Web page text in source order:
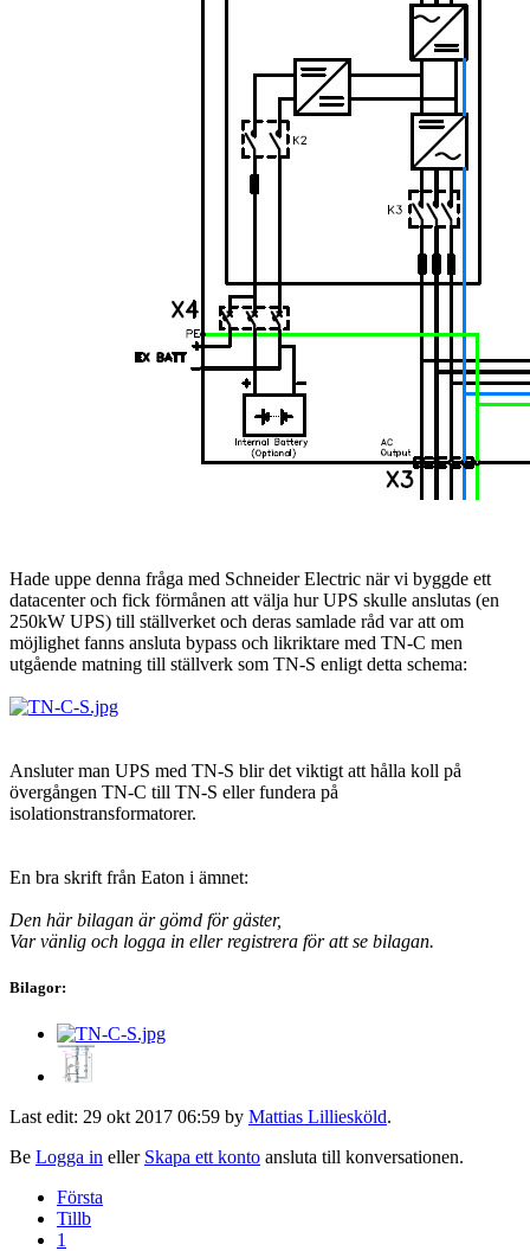
Hade uppe denna fråga med Schneider Electric när vi byggde ett
datacenter och fick förmånen att välja hur UPS skulle anslutas (en
250kW UPS) till ställverket och deras samlade råd var att om
möjlighet fanns ansluta bypass och likriktare med TN-C men
utgående matning till ställverk som TN-S enligt detta schema:
Ansluter man UPS med TN-S blir det viktigt att hålla koll på
övergången TN-C till TN-S eller fundera på
isolationstransformatorer.
En bra skrift från Eaton i ämnet:
Den här bilagan är gömd för gäster,
Var vänlig och logga in eller registrera för att se bilagan.
Bilagor:
Last edit: 29 okt 2017 06:59 by Mattias Lilliesköld.
Be Logga in eller Skapa ett konto ansluta till konversationen.
Första
Tillb
1